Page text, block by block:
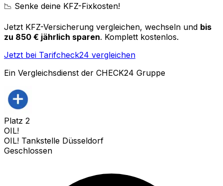
📉 Senke deine KFZ-Fixkosten!
Jetzt KFZ-Versicherung vergleichen, wechseln und bis
zu 850 € jährlich sparen. Komplett kostenlos.
Jetzt bei Tarifcheck24 vergleichen
Ein Vergleichsdienst der CHECK24 Gruppe
Platz 2
OIL!
OIL! Tankstelle Düsseldorf
Geschlossen